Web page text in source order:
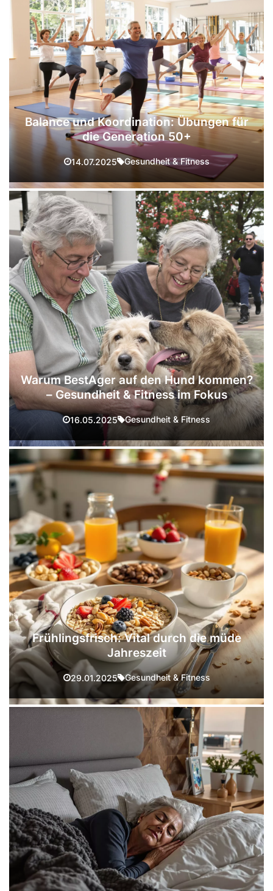
Balance und Koordination: Übungen für
die Generation 50+
14.07.2025 Gesundheit & Fitness
Warum BestAger auf den Hund kommen?
– Gesundheit & Fitness im Fokus
16.05.2025 Gesundheit & Fitness
Frühlingsfrisch: Vital durch die müde
Jahreszeit
29.01.2025 Gesundheit & Fitness